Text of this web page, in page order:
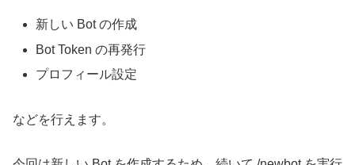
新しい Bot の作成
Bot Token の再発行
プロフィール設定
などを行えます。